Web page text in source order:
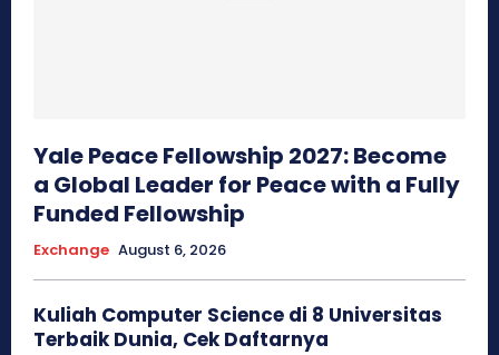
Yale Peace Fellowship 2027: Become
a Global Leader for Peace with a Fully
Funded Fellowship
Exchange August 6, 2026
Kuliah Computer Science di 8 Universitas
Terbaik Dunia, Cek Daftarnya